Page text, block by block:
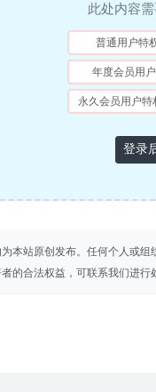
此处内容
普通用户特
年度会员用户
永久会员用户特
登录
本站原创发布。任何个人或
的合法权益，可联系我们进行